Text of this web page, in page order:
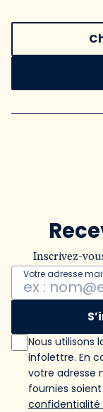
Inscrivez-
Votre adresse mail
Nous utilisons
infolettre. En
votre adresse
fournies
confidentialité